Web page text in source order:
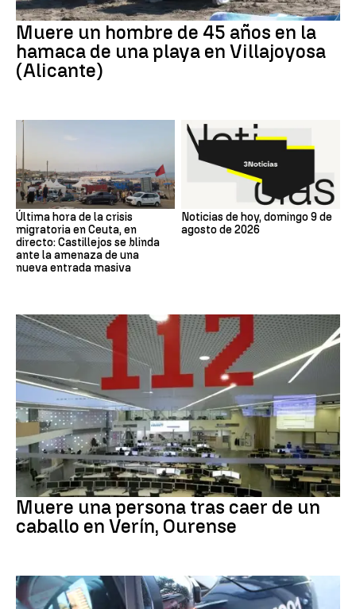
Muere un hombre de 45 años en la
hamaca de una playa en Villajoyosa
(Alicante)
Última hora de la crisis
migratoria en Ceuta, en
directo: Castillejos se blinda
ante la amenaza de una
nueva entrada masiva
Noticias de hoy, domingo 9 de
agosto de 2026
MUERTE
Muere una persona tras caer de un
caballo en Verín, Ourense